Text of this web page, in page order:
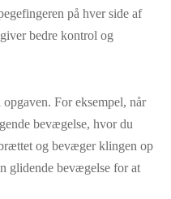
på hver side af
bedre kontrol og
For eksempel, når
bevægelse, hvor du
og bevæger klingen op
glidende bevægelse for at